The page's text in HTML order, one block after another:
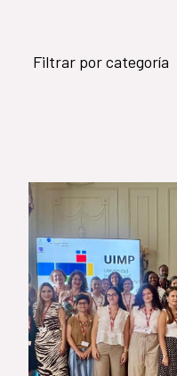
Filtrar por categoría
Objetivos de
Género (500)
AMÉRICA
España (486)
Agua y
Salud (265)